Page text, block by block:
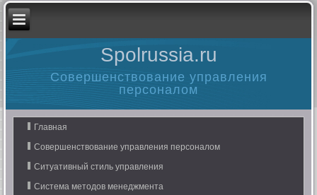
Spolrussia.ru
Совершенствование управления
персоналом
Главная
Совершенствование управления персоналом
Ситуативный стиль управления
Система методов менеджмента